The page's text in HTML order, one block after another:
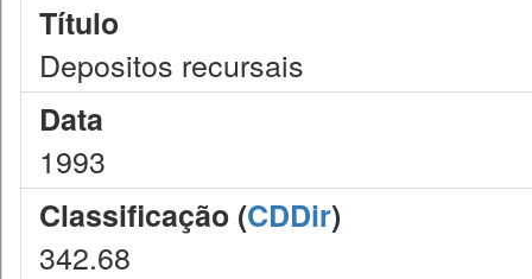
Título
Depositos recursais
Data
1993
Classificação (CDDir)
342.68